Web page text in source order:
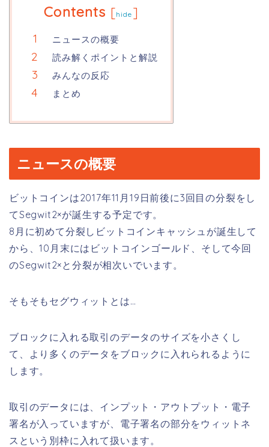
Contents [hide ]
ニュースの概要
読み解くポイントと解説
みんなの反応
まとめ
ニュースの概要
ビットコインは2017年11月19日前後に3回目の分裂をし
てSegwit2×が誕生する予定です。
8月に初めて分裂しビットコインキャッシュが誕生して
から、10月末にはビットコインゴールド、そして今回
のSegwit2×と分裂が相次いでいます。
そもそもセグウィットとは…
ブロックに入れる取引のデータのサイズを小さくし
て、より多くのデータをブロックに入れられるように
します。
取引のデータには、インプット・アウトプット・電子
署名が入っていますが、電子署名の部分をウィットネ
スという別枠に入れて扱います。